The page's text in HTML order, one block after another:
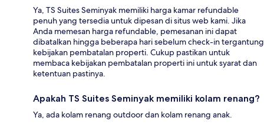
Ya, TS Suites Seminyak memiliki harga kamar refundable
penuh yang tersedia untuk dipesan di situs web kami. Jika
Anda memesan harga refundable, pemesanan ini dapat
dibatalkan hingga beberapa hari sebelum check-in tergantung
kebijakan pembatalan properti. Cukup pastikan untuk
membaca kebijakan pembatalan properti ini untuk syarat dan
ketentuan pastinya.
Apakah TS Suites Seminyak memiliki kolam renang?
Ya, ada kolam renang outdoor dan kolam renang anak.